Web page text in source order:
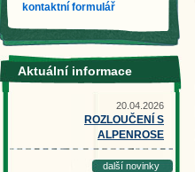
kontaktní formulář
Aktuální informace
20.04.2026
ROZLOUČENÍ S
ALPENROSE
další novinky